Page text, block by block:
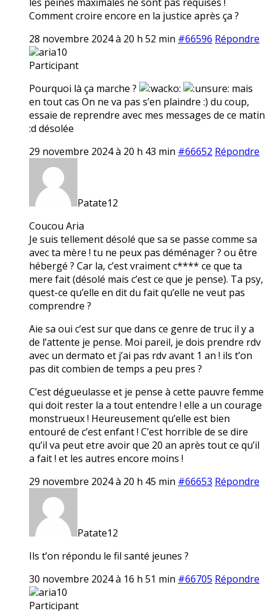
Comment croire encore en la justice après ça ?
28 novembre 2024 à 20 h 52 min #66596 Répondre
aria10
Participant
Pourquoi là ça marche ?
mais
en tout cas On ne va pas s’en plaindre :) du coup,
essaie de reprendre avec mes messages de ce matin
:d désolée
29 novembre 2024 à 20 h 43 min #66652 Répondre
Patate12
Coucou Aria
Je suis tellement désolé que sa se passe comme sa
avec ta mère ! tu ne peux pas déménager ? ou être
hébergé ? Car la, c’est vraiment c**** ce que ta
mere fait (désolé mais c’est ce que je pense). Ta psy,
quest-ce qu’elle en dit du fait qu’elle ne veut pas
comprendre ?
Aie sa oui c’est sur que dans ce genre de truc il y a
de l’attente je pense. Moi pareil, je dois prendre rdv
avec un dermato et j’ai pas rdv avant 1 an ! ils t’on
pas dit combien de temps a peu pres ?
C’est dégueulasse et je pense à cette pauvre femme
qui doit rester la a tout entendre ! elle a un courage
monstrueux ! Heureusement qu’elle est bien
entouré de c’est enfant ! C’est horrible de se dire
qu’il va peut etre avoir que 20 an après tout ce qu’il
a fait ! et les autres encore moins !
29 novembre 2024 à 20 h 45 min #66653 Répondre
Patate12
Ils t’on répondu le fil santé jeunes ?
30 novembre 2024 à 16 h 51 min #66705 Répondre
aria10
Participant